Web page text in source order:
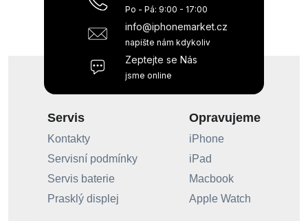
Po - Pá: 9:00 - 17:00
info@iphonemarket.cz
napište nám kdykoliv
Zeptejte se Nás
jsme online
Servis
Kontakty
Servisní podmínky
Servis baterie
Prasklý displej
Opravujeme
iPhone
iPad
Macbook
Apple Watch